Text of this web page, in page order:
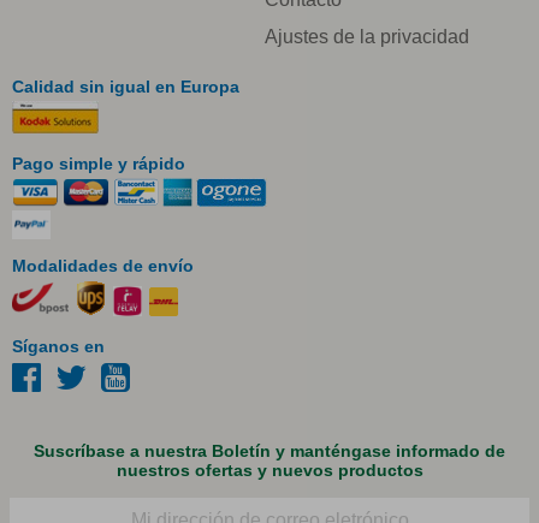
Ajustes de la privacidad
Calidad sin igual en Europa
Pago simple y rápido
Modalidades de envío
Síganos en
Suscríbase a nuestra Boletín y manténgase informado de
nuestros ofertas y nuevos productos